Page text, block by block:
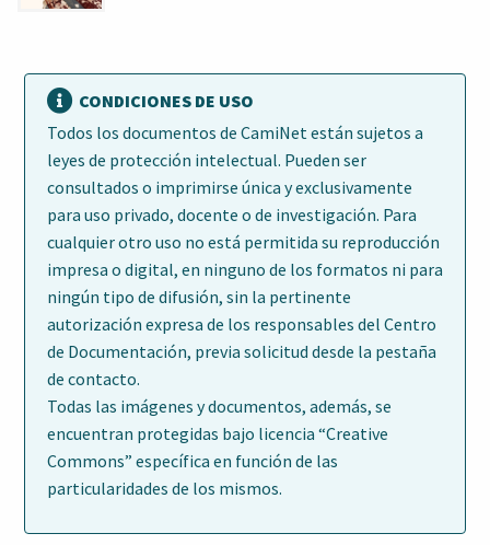
CONDICIONES DE USO
Todos los documentos de CamiNet están sujetos a
leyes de protección intelectual. Pueden ser
consultados o imprimirse única y exclusivamente
para uso privado, docente o de investigación. Para
cualquier otro uso no está permitida su reproducción
impresa o digital, en ninguno de los formatos ni para
ningún tipo de difusión, sin la pertinente
autorización expresa de los responsables del Centro
de Documentación, previa solicitud desde la pestaña
de contacto.
Todas las imágenes y documentos, además, se
encuentran protegidas bajo licencia “Creative
Commons” específica en función de las
particularidades de los mismos.